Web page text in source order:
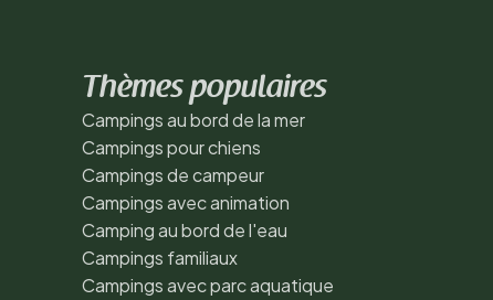
Thèmes populaires
Campings au bord de la mer
Campings pour chiens
Campings de campeur
Campings avec animation
Camping au bord de l'eau
Campings familiaux
Campings avec parc aquatique